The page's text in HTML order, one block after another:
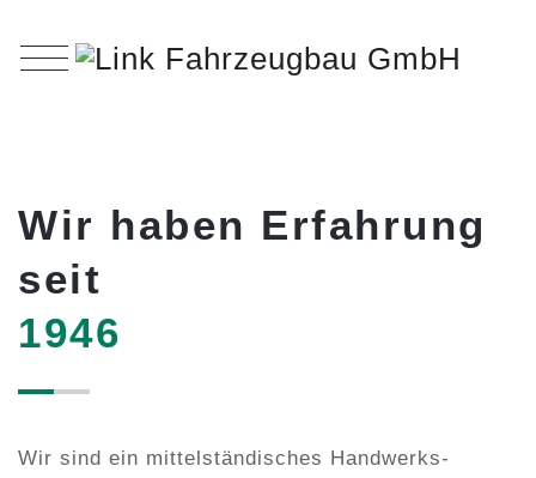
Wir haben Erfahrung
seit
1946
Wir sind ein mittelständisches Handwerks-